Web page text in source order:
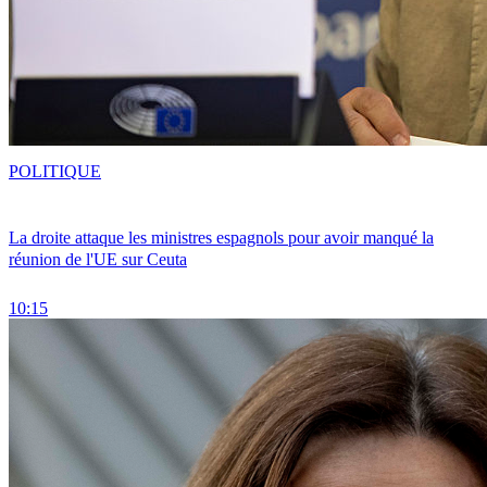
La droite attaque les ministres espagnols pour avoir manqué la
réunion de l'UE sur Ceuta
10:15
POLITIQUE